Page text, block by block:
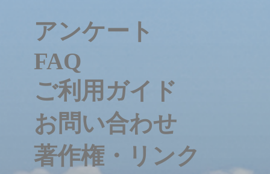
アンケート
FAQ
ご利用ガイド
お問い合わせ
著作権・リンク